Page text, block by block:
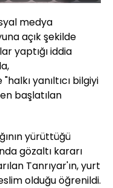
medya
açık şekilde
yaptığı iddia
yanıltıcı bilgiyi
başlatılan
yürüttüğü
gözaltı kararı
Tanrıyar'ın, yurt
olduğu öğrenildi.